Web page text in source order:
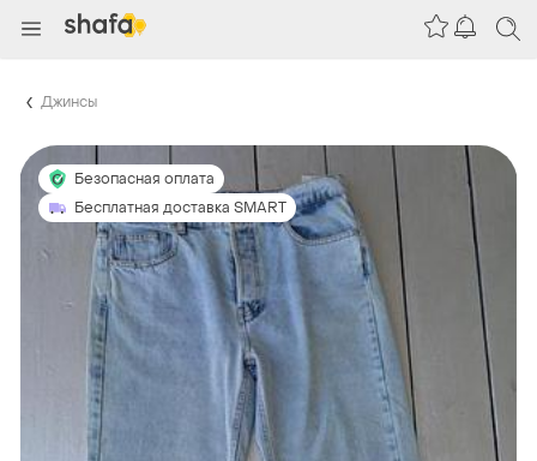
Джинсы
Безопасная оплата
Бесплатная доставка SMART